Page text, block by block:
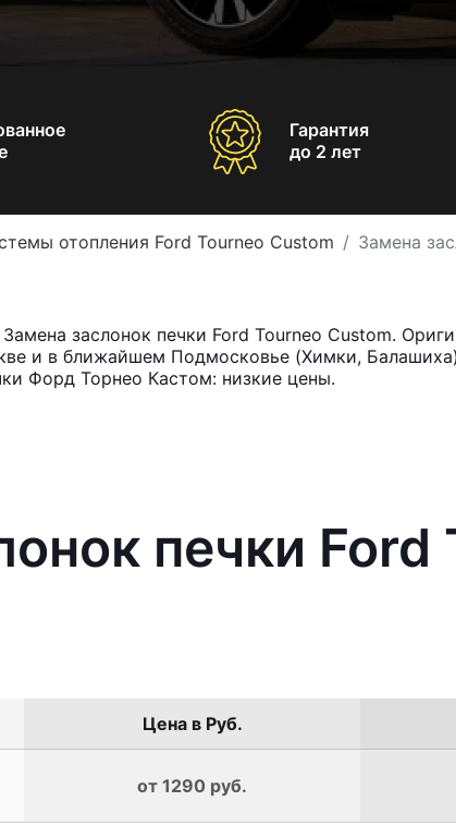
Гарантия
до 2 лет
отопления Ford Tourneo Custom Замена
заслонок печки Ford Tourneo Custom.
и в ближайшем Подмосковье (Химки,
Форд Торнео Кастом: низкие цены.
печки Ford
Цена в Руб.
от 1290 руб.